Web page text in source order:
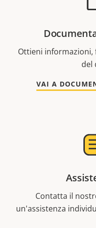
Ottieni informazioni,
del
VAI A
Contatta il
un'assistenza